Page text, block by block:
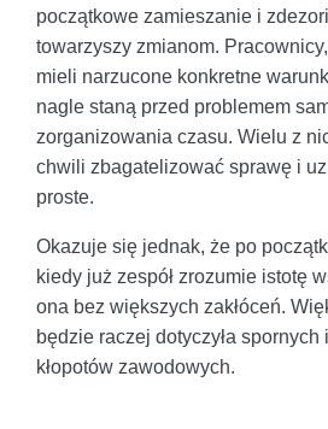
początkowe zamieszanie i
towarzyszy zmianom.
mieli narzucone konkretne
nagle staną przed problemem
zorganizowania czasu. Wielu z
chwili zbagatelizować sprawę i
proste.
Okazuje się jednak, że po
kiedy już zespół zrozumie istotę
ona bez większych zakłóceń.
będzie raczej dotyczyła
kłopotów zawodowych.